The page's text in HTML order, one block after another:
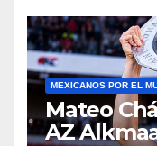
MEXICANOS POR EL
Mateo
AZ